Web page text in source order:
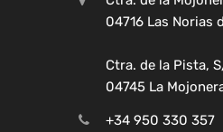
04716 Las Norias
Ctra. de la Pista,
04745 La
+34 950 330 357